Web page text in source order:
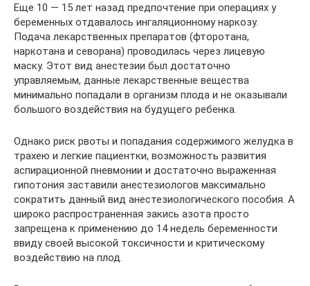
Еще 10 — 15 лет назад предпочтение при операциях у
беременных отдавалось ингаляционному наркозу.
Подача лекарственных препаратов (фторотана,
наркотана и севорана) проводилась через лицевую
маску. Этот вид анестезии был достаточно
управляемым, данные лекарственные вещества
минимально попадали в организм плода и не оказывали
большого воздействия на будущего ребенка.
Однако риск рвоты и попадания содержимого желудка в
трахею и легкие пациентки, возможность развития
аспирационной пневмонии и достаточно выраженная
гипотония заставили анестезиологов максимально
сократить данный вид анестезиологического пособия. А
широко распространенная закись азота просто
запрещена к применению до 14 недель беременности
ввиду своей высокой токсичности и критическому
воздействию на плод.